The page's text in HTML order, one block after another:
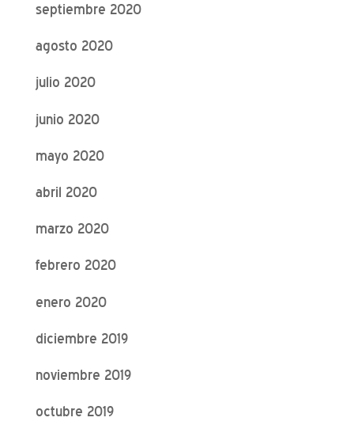
septiembre 2020
agosto 2020
julio 2020
junio 2020
mayo 2020
abril 2020
marzo 2020
febrero 2020
enero 2020
diciembre 2019
noviembre 2019
octubre 2019